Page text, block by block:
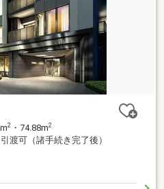
2 ・74.88m2
渡可（諸手続き完了後）